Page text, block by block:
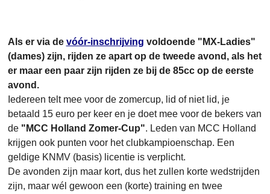
Als er via de vóór-inschrijving voldoende "MX-Ladies"
(dames) zijn, rijden ze apart op de tweede avond, als het
er maar een paar zijn rijden ze bij de 85cc op de eerste
avond.
Iedereen telt mee voor de zomercup, lid of niet lid, je
betaald 15 euro per keer en je doet mee voor de bekers van
de "MCC Holland Zomer-Cup". Leden van MCC Holland
krijgen ook punten voor het clubkampioenschap. Een
geldige KNMV (basis) licentie is verplicht.
De avonden zijn maar kort, dus het zullen korte wedstrijden
zijn, maar wél gewoon een (korte) training en twee